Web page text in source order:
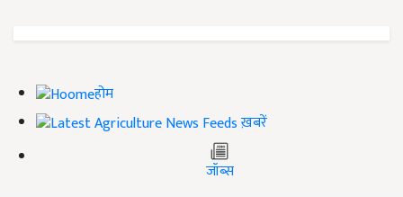
होम
ख़बरें
जॉब्स